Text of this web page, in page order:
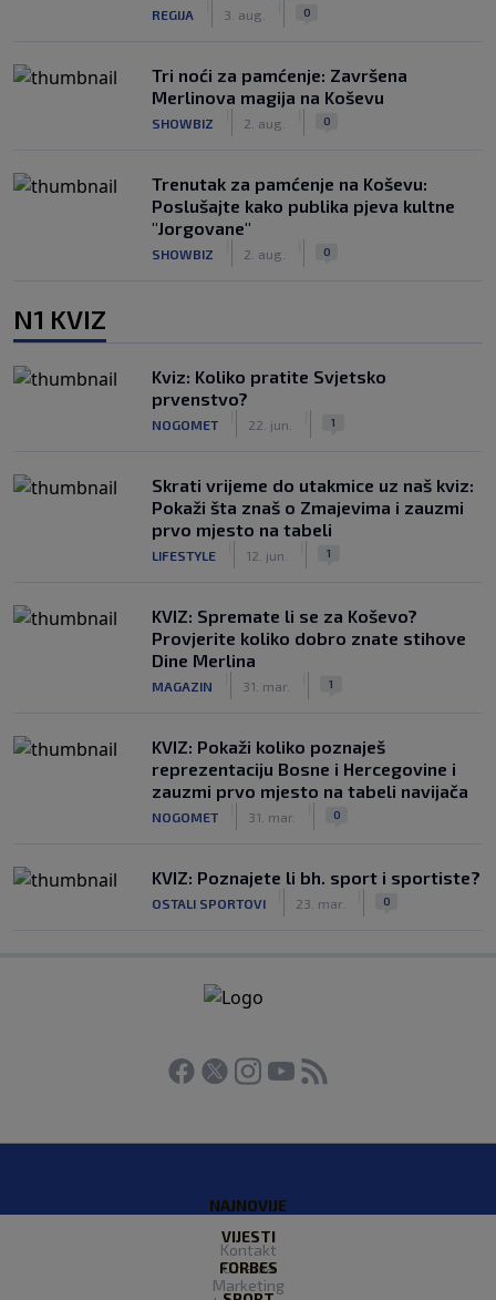
REGIJA 3. aug. 0
Tri noći za pamćenje: Završena
Merlinova magija na Koševu
SHOWBIZ 2. aug. 0
Trenutak za pamćenje na Koševu:
Poslušajte kako publika pjeva kultne
"Jorgovane"
SHOWBIZ 2. aug. 0
N1 KVIZ
Kviz: Koliko pratite Svjetsko
prvenstvo?
NOGOMET 22. jun. 1
Skrati vrijeme do utakmice uz naš kviz:
Pokaži šta znaš o Zmajevima i zauzmi
prvo mjesto na tabeli
LIFESTYLE 12. jun. 1
KVIZ: Spremate li se za Koševo?
Provjerite koliko dobro znate stihove
Dine Merlina
MAGAZIN 31. mar. 1
KVIZ: Pokaži koliko poznaješ
reprezentaciju Bosne i Hercegovine i
zauzmi prvo mjesto na tabeli navijača
NOGOMET 31. mar. 0
KVIZ: Poznajete li bh. sport i sportiste?
OSTALI SPORTOVI 23. mar. 0
NAJNOVIJE
VIJESTI
FORBES
Kontakt
O nama
Marketing